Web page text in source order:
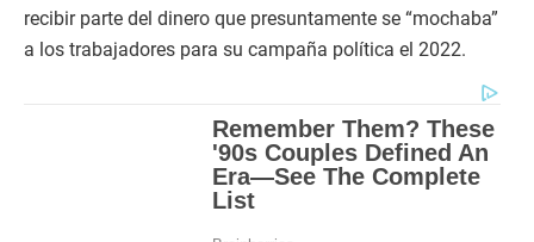
recibir parte del dinero que presuntamente se “mochaba”
a los trabajadores para su campaña política el 2022.